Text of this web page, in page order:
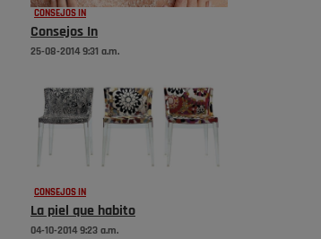
CONSEJOS IN
Consejos In
25-08-2014 9:31 a.m.
CONSEJOS IN
La piel que habito
04-10-2014 9:23 a.m.